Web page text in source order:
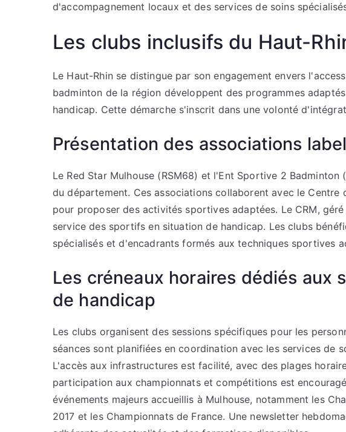
d'accompagnement locaux et des services de soins
Les clubs inclusifs du Haut-
Le Haut-Rhin se distingue par son engagement envers
badminton de la région développent des programmes
handicap. Cette démarche s'inscrit dans une volonté
Présentation des associations
Le Red Star Mulhouse (RSM68) et l'Ent Sportive 2
du département. Ces associations collaborent avec le Centre
pour proposer des activités sportives adaptées. Le CRM,
service des sportifs en situation de handicap. Les clubs
spécialisés et d'encadrants formés aux techniques sportives
Les créneaux horaires dédiés aux
de handicap
Les clubs organisent des sessions spécifiques pour les
séances sont planifiées en coordination avec les services de
L'accès aux infrastructures est facilité, avec des plages
participation aux championnats et compétitions est
événements majeurs accueillis à Mulhouse, notamment les
2017 et les Championnats de France. Une newsletter